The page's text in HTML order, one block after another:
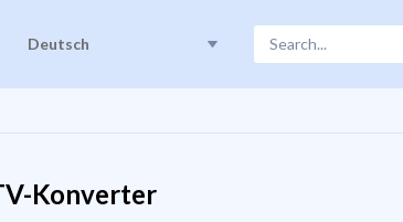
Deutsch
Konverter